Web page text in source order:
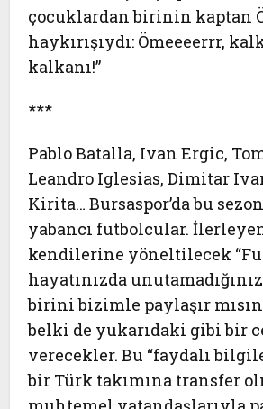
çocuklardan birinin kaptan
haykırışıydı: Ömeeeerrr,
kalkanı!”
***
Pablo Batalla, Ivan Ergic,
Leandro Iglesias, Dimitar
Kirita… Bursaspor’da bu
yabancı futbolcular.
kendilerine yöneltilecek
hayatınızda
birini bizimle paylaşır
belki de yukarıdaki gibi bir
verecekler. Bu “faydalı
bir Türk takımına transfer